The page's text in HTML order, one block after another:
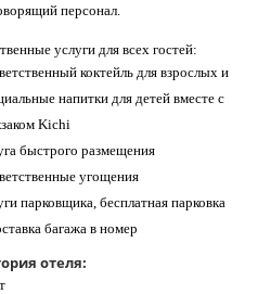
персонал.
услуги для всех гостей:
коктейль для взрослых и
напитки для детей вместе с
Kichi
быстрого размещения
угощения
парковщика, бесплатная парковка
багажа в номер
отеля: